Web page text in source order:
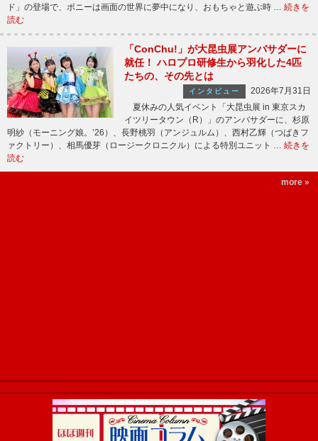
ド」の登場で、ボニーは画面の世界に夢中になり、おもちゃと遊ぶ時 … 続きを
読む
「ConChu!」が大昆虫展アンバサダーに
就任！ ハロプロ研修生から羽化した4匹
たちの、その先とは
インタビュー
2026年7月31日
夏休みの人気イベント「大昆虫展 in 東京スカ
イツリータウン（R）」のアンバサダーに、杉原
明紗（モーニング娘。’26）、長野桃羽（アンジュルム）、西村乙輝（つばきフ
ァクトリー）、相馬優芽（ロージークロニクル）による特別ユニット … 続きを
読む
more »